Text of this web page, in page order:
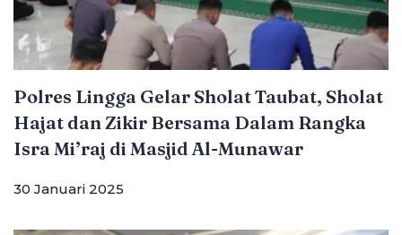
Polres Lingga Gelar Sholat Taubat, Sholat
Hajat dan Zikir Bersama Dalam Rangka
Isra Mi’raj di Masjid Al-Munawar
30 Januari 2025